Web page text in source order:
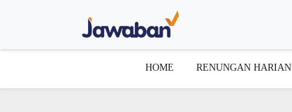
HOME RENUNGAN HARIAN